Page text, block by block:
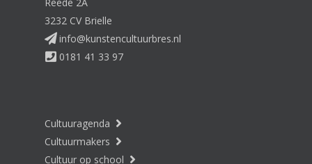
3232 CV Brielle
info@kunstencultuurbres.nl
0181 41 33 97
Cultuuragenda
Cultuurmakers
Cultuur op school